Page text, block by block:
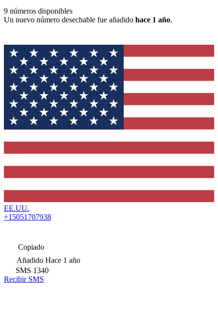
9 números disponibles
Un nuevo número desechable fue añadido hace 1 año.
EE.UU.
+15051707938
Copiado
Añadido Hace 1 año
SMS 1340
Recibir SMS